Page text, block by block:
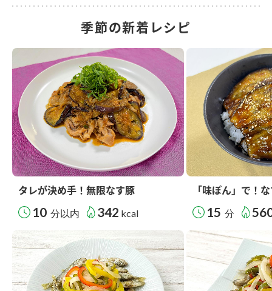
季節の新着レシピ
タレが決め手！無限なす豚
10 分以内 342 kcal
「味ぽん」で！
15 分